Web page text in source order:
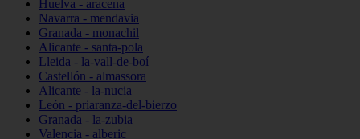
Huelva - aracena
Navarra - mendavia
Granada - monachil
Alicante - santa-pola
Lleida - la-vall-de-boí
Castellón - almassora
Alicante - la-nucia
León - priaranza-del-bierzo
Granada - la-zubia
Valencia - alberic